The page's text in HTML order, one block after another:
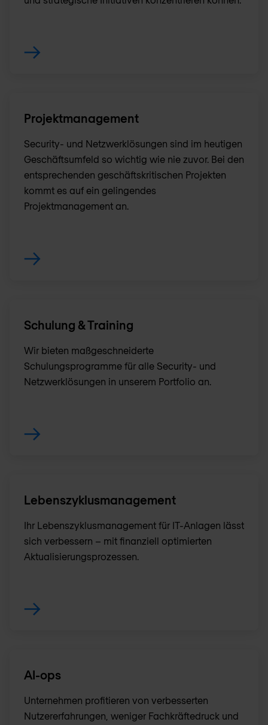
Projektmanagement
Security- und Netzwerklösungen sind im heutigen
Geschäftsumfeld so wichtig wie nie zuvor. Bei den
entsprechenden geschäftskritischen Projekten
kommt es auf ein gelingendes
Projektmanagement an.
Schulung & Training
Wir bieten maßgeschneiderte
Schulungsprogramme für alle Security- und
Netzwerklösungen in unserem Portfolio an.
Lebenszyklusmanagement
Ihr Lebenszyklusmanagement für IT-Anlagen lässt
sich verbessern – mit finanziell optimierten
Aktualisierungsprozessen.
AI-ops
Unternehmen profitieren von verbesserten
Nutzererfahrungen, weniger Fachkräftedruck und